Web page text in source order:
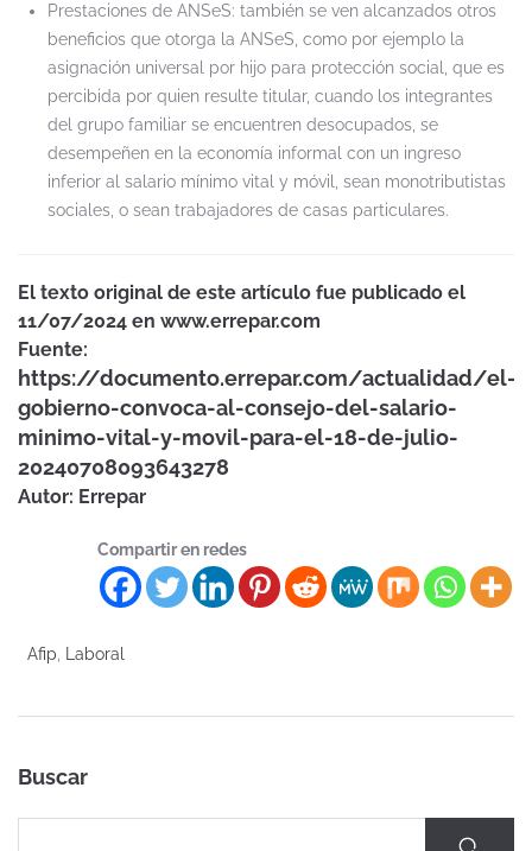
Prestaciones de ANSeS: también se ven alcanzados otros
beneficios que otorga la ANSeS, como por ejemplo la
asignación universal por hijo para protección social, que es
percibida por quien resulte titular, cuando los integrantes
del grupo familiar se encuentren desocupados, se
desempeñen en la economía informal con un ingreso
inferior al salario mínimo vital y móvil, sean monotributistas
sociales, o sean trabajadores de casas particulares.
El texto original de este artículo fue publicado el
11/07/2024 en www.errepar.com
Fuente:
https://documento.errepar.com/actualidad/el-
gobierno-convoca-al-consejo-del-salario-
minimo-vital-y-movil-para-el-18-de-julio-
20240708093643278
Autor: Errepar
Compartir en redes
Afip Laboral
Buscar